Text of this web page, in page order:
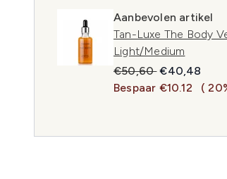
Aanbevolen artikel
Tan-Luxe The Body
Light/Medium
Recommended Retail
€50,60Huidige prijs:
€40,48
Bespaar €10.12
(